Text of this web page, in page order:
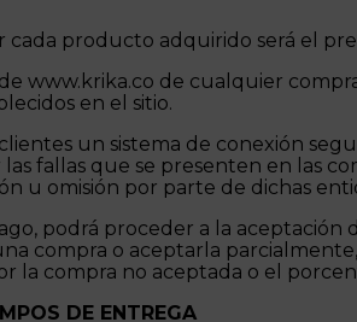
cada producto adquirido será el
www.krika.co de cualquier
en el sitio.
un sistema de conexión
fallas que se presenten en las
u omisión por parte de dichas
podrá proceder a la aceptación
compra o aceptarla
la compra no aceptada o el
DE ENTREGA